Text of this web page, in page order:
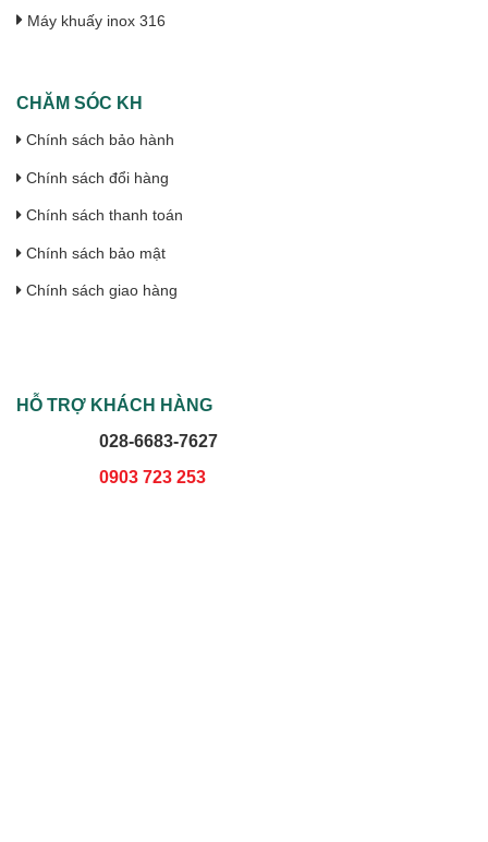
Máy khuấy inox 316
CHĂM SÓC KH
Chính sách bảo hành
Chính sách đổi hàng
Chính sách thanh toán
Chính sách bảo mật
Chính sách giao hàng
HỖ TRỢ KHÁCH HÀNG
028-6683-7627
0903 723 253